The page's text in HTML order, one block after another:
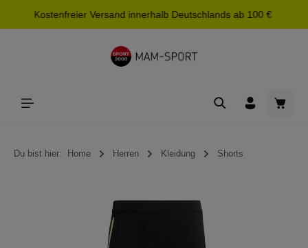
springen
Kostenfreier Versand innerhalb Deutschlands ab 100 €
Du bist hier: Home Herren Kleidung Shorts
Bildergalerie überspringen